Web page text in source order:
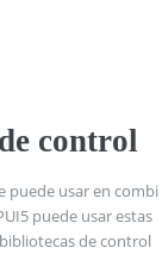
control
puede usar en combi
puede usar estas
de control